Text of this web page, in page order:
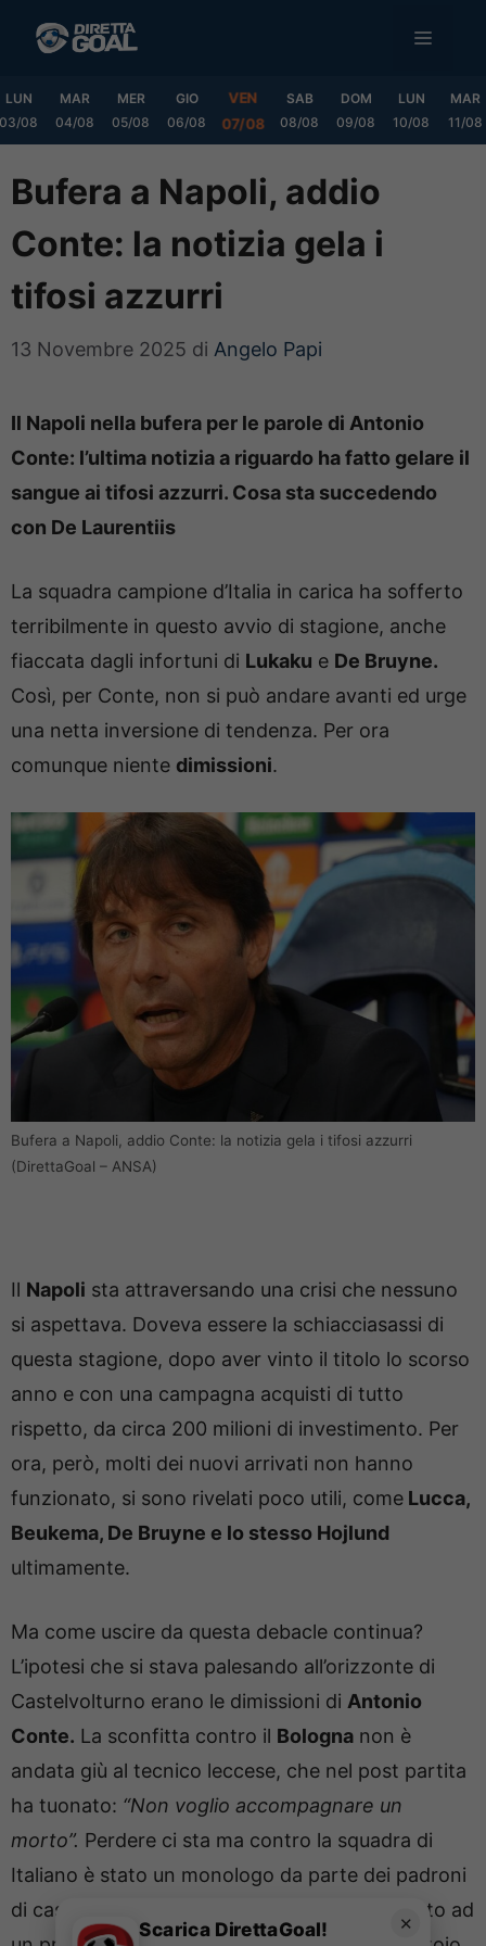
MENU
LUN
03/08
MAR
04/08
MER
05/08
GIO
06/08
VEN
07/08
SAB
08/08
DOM
09/08
LUN
10/08
MAR
11/08
Bufera a Napoli, addio
Conte: la notizia gela i
tifosi azzurri
13 Novembre 2025 di Angelo Papi
Il Napoli nella bufera per le parole di Antonio
Conte: l’ultima notizia a riguardo ha fatto gelare il
sangue ai tifosi azzurri. Cosa sta succedendo
con De Laurentiis
La squadra campione d’Italia in carica ha sofferto
terribilmente in questo avvio di stagione, anche
fiaccata dagli infortuni di Lukaku e De Bruyne.
Così, per Conte, non si può andare avanti ed urge
una netta inversione di tendenza. Per ora
comunque niente dimissioni.
Bufera a Napoli, addio Conte: la notizia gela i tifosi azzurri
(DirettaGoal – ANSA)
Il Napoli sta attraversando una crisi che nessuno
si aspettava. Doveva essere la schiacciasassi di
questa stagione, dopo aver vinto il titolo lo scorso
anno e con una campagna acquisti di tutto
rispetto, da circa 200 milioni di investimento. Per
ora, però, molti dei nuovi arrivati non hanno
funzionato, si sono rivelati poco utili, come Lucca,
Beukema, De Bruyne e lo stesso Hojlund
ultimamente.
Ma come uscire da questa debacle continua?
L’ipotesi che si stava palesando all’orizzonte di
Castelvolturno erano le dimissioni di Antonio
Conte. La sconfitta contro il Bologna non è
andata giù al tecnico leccese, che nel post partita
ha tuonato: “Non voglio accompagnare un
morto”. Perdere ci sta ma contro la squadra di
Italiano è stato un monologo da parte dei padroni
di casa, un k.o. senza storia. Questo ha portato ad
✕
Scarica DirettaGoal!